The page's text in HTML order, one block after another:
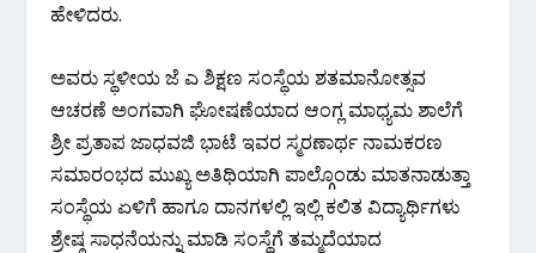
ಹೇಳಿದರು.
ಅವರು ಸ್ಥಳೀಯ ಜೆ ಎ ಶಿಕ್ಷಣ ಸಂಸ್ಥೆಯ ಶತಮಾನೋತ್ಸವ
ಆಚರಣೆ ಅಂಗವಾಗಿ ಘೋಷಣೆಯಾದ ಆಂಗ್ಲ ಮಾಧ್ಯಮ ಶಾಲೆಗೆ
ಶ್ರೀ ಪ್ರತಾಪ ಜಾಧವಜಿ ಭಾಟೆ ಇವರ ಸ್ಮರಣಾರ್ಥ ನಾಮಕರಣ
ಸಮಾರಂಭದ ಮುಖ್ಯ ಅತಿಥಿಯಾಗಿ ಪಾಲ್ಗೊಂಡು ಮಾತನಾಡುತ್ತಾ
ಸಂಸ್ಥೆಯ ಏಳಿಗೆ ಹಾಗೂ ದಾನಗಳಲ್ಲಿ ಇಲ್ಲಿ ಕಲಿತ ವಿದ್ಯಾರ್ಥಿಗಳು
ಶ್ರೇಷ್ಠ ಸಾಧನೆಯನ್ನು ಮಾಡಿ ಸಂಸ್ಥೆಗೆ ತಮ್ಮದೆಯಾದ